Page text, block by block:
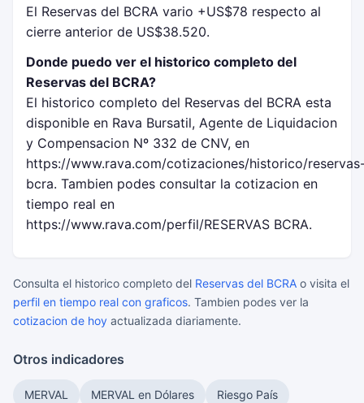
El Reservas del BCRA vario +US$78 respecto al
cierre anterior de US$38.520.
Donde puedo ver el historico completo del
Reservas del BCRA?
El historico completo del Reservas del BCRA esta
disponible en Rava Bursatil, Agente de Liquidacion
y Compensacion Nº 332 de CNV, en
https://www.rava.com/cotizaciones/historico/
bcra. Tambien podes consultar la cotizacion en
tiempo real en
https://www.rava.com/perfil/RESERVAS BCRA.
Consulta el historico completo del Reservas del BCRA o visita el
perfil en tiempo real con graficos. Tambien podes ver la
cotizacion de hoy actualizada diariamente.
Otros indicadores
MERVAL MERVAL en Dólares Riesgo País